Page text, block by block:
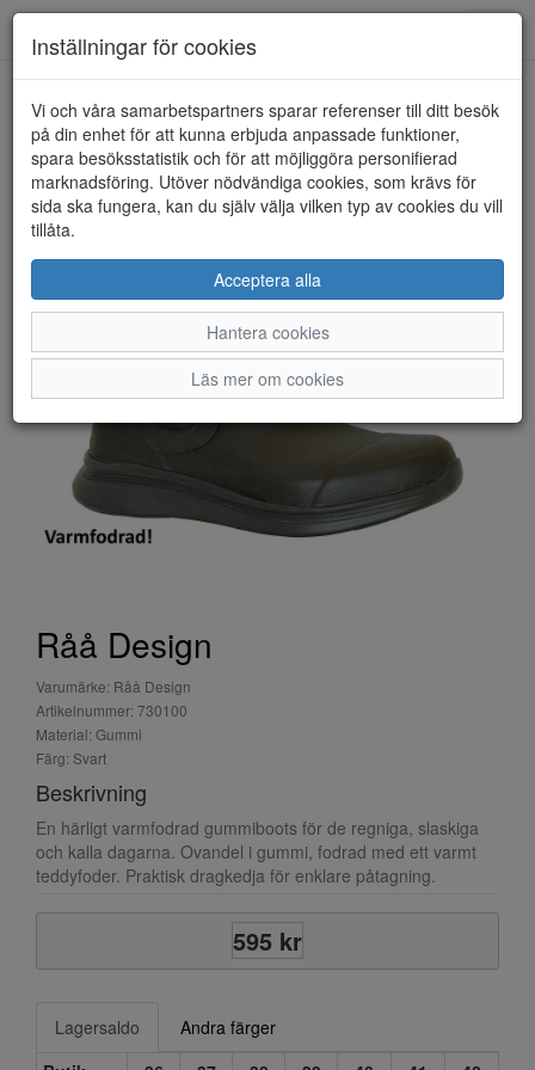
HEM RÅÅ DESIGN
Råå Design
Varumärke: Råå Design
Artikelnummer: 730100
Material: Gummi
Färg: Svart
Beskrivning
En härligt varmfodrad gummiboots för de regniga, slaskiga
och kalla dagarna. Ovandel i gummi, fodrad med ett varmt
teddyfoder. Praktisk dragkedja för enklare påtagning.
595 kr
Lagersaldo
Andra färger
Inställningar för cookies
Vi och våra samarbetspartners sparar referenser till ditt besök
på din enhet för att kunna erbjuda anpassade funktioner,
spara besöksstatistik och för att möjliggöra personifierad
marknadsföring. Utöver nödvändiga cookies, som krävs för
sida ska fungera, kan du själv välja vilken typ av cookies du vill
tillåta.
Acceptera alla
Hantera cookies
Läs mer om cookies